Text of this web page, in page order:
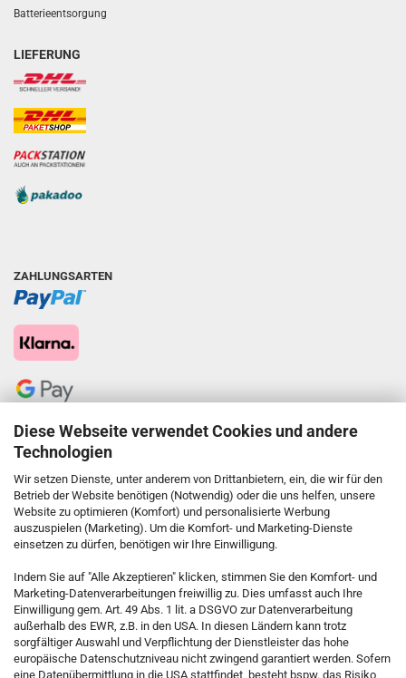
Diese Webseite verwendet Cookies und andere
Technologien
Wir setzen Dienste, unter anderem von Drittanbietern, ein, die wir für den
Betrieb der Website benötigen (Notwendig) oder die uns helfen, unsere
Website zu optimieren (Komfort) und personalisierte Werbung
auszuspielen (Marketing). Um die Komfort- und Marketing-Dienste
einsetzen zu dürfen, benötigen wir Ihre Einwilligung.
Indem Sie auf "Alle Akzeptieren" klicken, stimmen Sie den Komfort- und
Marketing-Datenverarbeitungen freiwillig zu. Dies umfasst auch Ihre
Einwilligung gem. Art. 49 Abs. 1 lit. a DSGVO zur Datenverarbeitung
außerhalb des EWR, z.B. in den USA. In diesen Ländern kann trotz
sorgfältiger Auswahl und Verpflichtung der Dienstleister das hohe
europäische Datenschutzniveau nicht zwingend garantiert werden. Sofern
eine Datenübermittlung in die USA stattfindet, besteht bspw. das Risiko,
Batterieentsorgung
LIEFERUNG
ZAHLUNGSARTEN
KONTAKT
Kostenfreie Service-Hotline
0800 5892815